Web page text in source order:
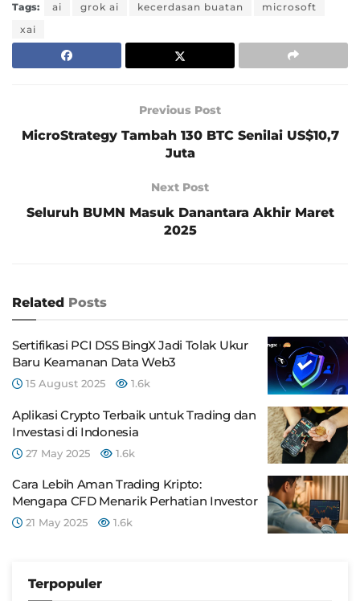
Tags: ai grok ai kecerdasan buatan
microsoft
xai
Previous Post
MicroStrategy Tambah 130 BTC Senilai US$10,7
Juta
Next Post
Seluruh BUMN Masuk Danantara Akhir Maret
2025
Related Posts
Sertifikasi PCI DSS BingX Jadi Tolak Ukur
Baru Keamanan Data Web3
15 August 2025 1.6k
Aplikasi Crypto Terbaik untuk Trading dan
Investasi di Indonesia
27 May 2025 1.6k
Cara Lebih Aman Trading Kripto:
Mengapa CFD Menarik Perhatian Investor
21 May 2025 1.6k
Terpopuler